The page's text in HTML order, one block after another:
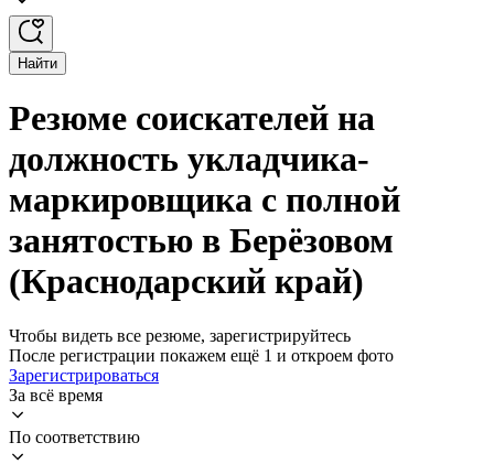
Найти
Резюме соискателей на
должность укладчика-
маркировщика с полной
занятостью в Берёзовом
(Краснодарский край)
Чтобы видеть все резюме, зарегистрируйтесь
После регистрации покажем ещё 1 и откроем фото
Зарегистрироваться
За всё время
По соответствию